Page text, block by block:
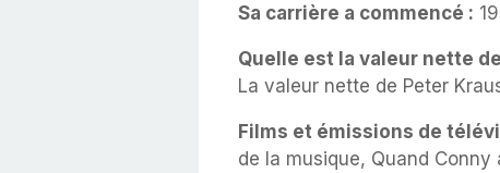
Sa carrière a commencé :
Quelle est la valeur nette
La valeur nette de Peter
Films et émissions de
de la musique, Quand